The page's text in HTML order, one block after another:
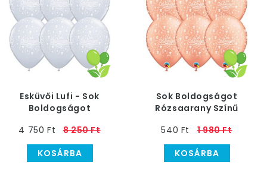
Esküvői Lufi - Sok
Boldogságot
cm, 25 db
4 750 Ft
8 250 Ft
KOSÁRBA
Sok Boldogságot
Rózsaarany Színű
540 Ft
1 980 Ft
KOSÁRBA